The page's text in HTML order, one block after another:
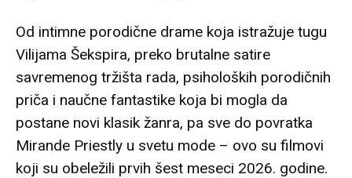
Od intimne porodične drame koja istražuje tugu
Vilijama Šekspira, preko brutalne satire
savremenog tržišta rada, psiholoških porodičnih
priča i naučne fantastike koja bi mogla da
postane novi klasik žanra, pa sve do povratka
Mirande Priestly u svetu mode – ovo su filmovi
koji su obeležili prvih šest meseci 2026. godine.